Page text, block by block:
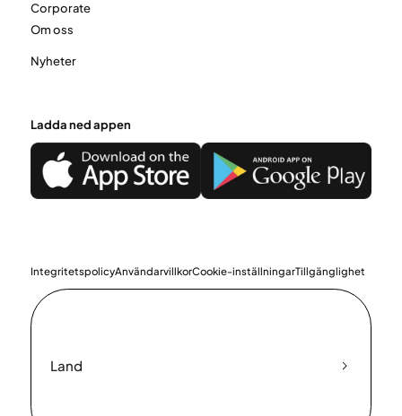
Corporate
Om oss
Nyheter
Ladda ned appen
IntegritetspolicyAnvändarvillkorCookie-inställningarTillgänglighet
Land